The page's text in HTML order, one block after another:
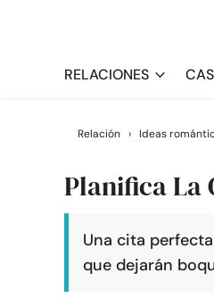
RELACIONES
Relación › Ideas
Planifica La
Una cita
que dejarán